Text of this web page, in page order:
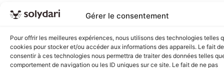
Conseils
Informatique
Gérer le consentement
Pour offrir les meilleures expériences, nous utilisons des technologies telles
cookies pour stocker et/ou accéder aux informations des appareils. Le fait de
consentir à ces technologies nous permettra de traiter des données telles
comportement de navigation ou les ID uniques sur ce site. Le fait de ne pas